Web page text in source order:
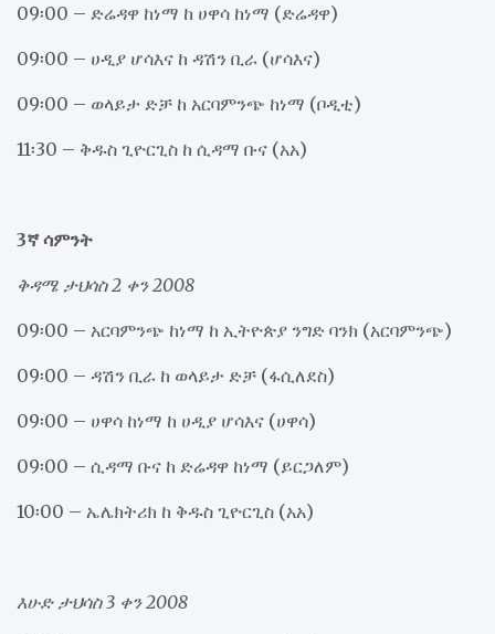
09፡00 – ድሬዳዋ ከነማ ከ ሀዋሳ ከነማ (ድሬዳዋ)
09፡00 – ሀዲያ ሆሳእና ከ ዳሽን ቢራ (ሆሳእና)
09፡00 – ወላይታ ድቻ ከ አርባምንጭ ከነማ (ቦዲቲ)
11፡30 – ቅዱስ ጊዮርጊስ ከ ሲዳማ ቡና (አአ)
3ኛ ሳምንት
ቅዳሜ ታህሳስ 2 ቀን 2008
09፡00 – አርባምንጭ ከነማ ከ ኢትዮጵያ ንግድ ባንክ (አርባምንጭ)
09፡00 – ዳሽን ቢራ ከ ወላይታ ድቻ (ፋሲለደስ)
09፡00 – ሀዋሳ ከነማ ከ ሀዲያ ሆሳእና (ሀዋሳ)
09፡00 – ሲዳማ ቡና ከ ድሬዳዋ ከነማ (ይርጋለም)
10፡00 – ኤሌክትሪክ ከ ቅዱስ ጊዮርጊስ (አአ)
እሁድ ታህሳስ 3 ቀን 2008